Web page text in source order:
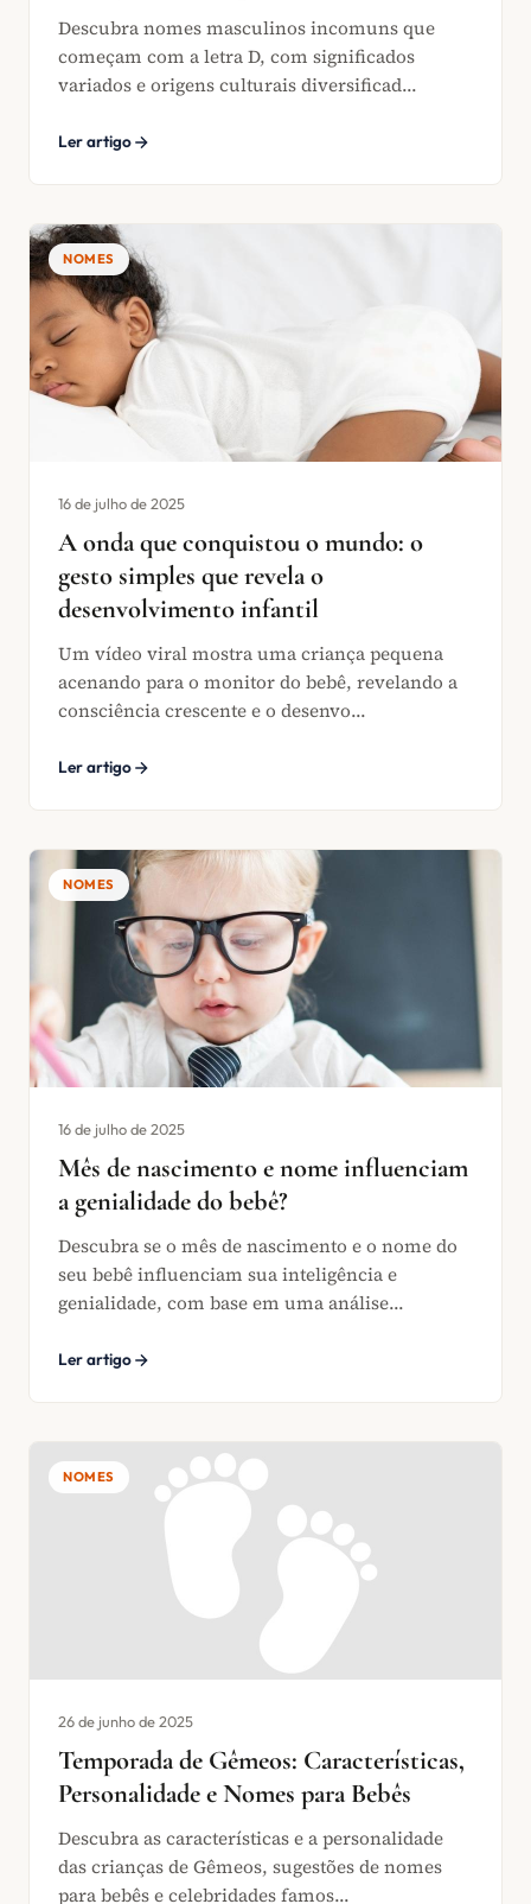
Descubra nomes masculinos incomuns que
começam com a letra D, com significados
variados e origens culturais diversificad...
Ler artigo
NOMES
16 de julho de 2025
A onda que conquistou o mundo: o
gesto simples que revela o
desenvolvimento infantil
Um vídeo viral mostra uma criança pequena
acenando para o monitor do bebê, revelando a
consciência crescente e o desenvo...
Ler artigo
NOMES
16 de julho de 2025
Mês de nascimento e nome influenciam
a genialidade do bebê?
Descubra se o mês de nascimento e o nome do
seu bebê influenciam sua inteligência e
genialidade, com base em uma análise...
Ler artigo
NOMES
26 de junho de 2025
Temporada de Gêmeos: Características,
Personalidade e Nomes para Bebês
Descubra as características e a personalidade
das crianças de Gêmeos, sugestões de nomes
para bebês e celebridades famos...